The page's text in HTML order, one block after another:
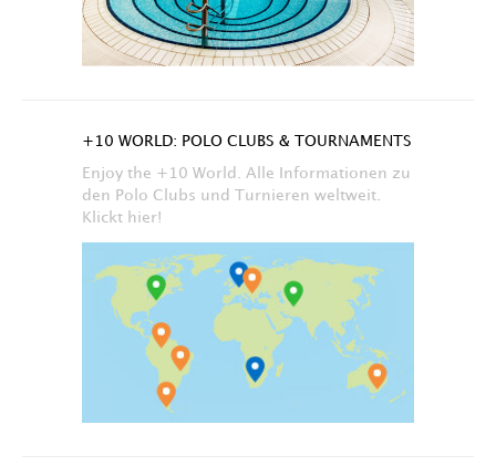
+10 WORLD: POLO CLUBS & TOURNAMENTS
Enjoy the +10 World. Alle Informationen zu
den Polo Clubs und Turnieren weltweit.
Klickt hier!